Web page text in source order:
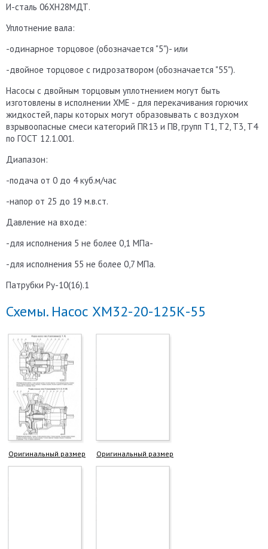
И-сталь 06ХН28МДТ.
Уплотнение вала:
-одинарное торцовое (обозначается "5")- или
-двойное торцовое с гидрозатвором (обозначается "55").
Насосы с двойным торцовым уплотнением могут быть
изготовлены в исполнении ХМЕ - для перекачивания горючих
жидкостей, пары которых могут образовывать с воздухом
взрывоопасные смеси категорий ПR13 и ПВ, групп Т1, Т2, Т3, Т4
по ГОСТ 12.1.001.
Диапазон:
-подача от 0 до 4 куб.м/час
-напор от 25 до 19 м.в.ст.
Давление на входе:
-для исполнения 5 не более 0,1 МПа-
-для исполнения 55 не более 0,7 МПа.
Патрубки Ру-10(16).1
Схемы. Насос ХМ32-20-125К-55
Оригинальный размер Оригинальный размер